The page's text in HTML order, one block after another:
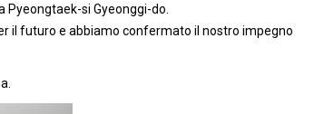
Pyeongtaek-si Gyeonggi-do.
il futuro e abbiamo confermato il nostro impegno